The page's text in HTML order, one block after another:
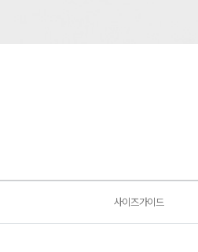
사이즈가이드